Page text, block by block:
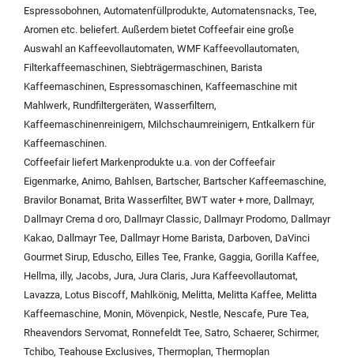
Espressobohnen, Automatenfüllprodukte, Automatensnacks, Tee,
Aromen etc. beliefert. Außerdem bietet Coffeefair eine große
Auswahl an Kaffeevollautomaten, WMF Kaffeevollautomaten,
Filterkaffeemaschinen, Siebträgermaschinen, Barista
Kaffeemaschinen, Espressomaschinen, Kaffeemaschine mit
Mahlwerk, Rundfiltergeräten, Wasserfiltern,
Kaffeemaschinenreinigern, Milchschaumreinigern, Entkalkern für
Kaffeemaschinen.
Coffeefair liefert Markenprodukte u.a. von derCoffeefair
Eigenmarke, Animo, Bahlsen, Bartscher, Bartscher Kaffeemaschine,
Bravilor Bonamat, Brita Wasserfilter, BWT water + more, Dallmayr,
Dallmayr Crema d oro, Dallmayr Classic, Dallmayr Prodomo, Dallmayr
Kakao, Dallmayr Tee, Dallmayr Home Barista, Darboven, DaVinci
Gourmet Sirup, Eduscho, Eilles Tee, Franke, Gaggia, Gorilla Kaffee,
Hellma, illy, Jacobs, Jura, Jura Claris, Jura Kaffeevollautomat,
Lavazza, Lotus Biscoff, Mahlkönig, Melitta, Melitta Kaffee, Melitta
Kaffeemaschine, Monin, Mövenpick, Nestle, Nescafe, Pure Tea,
Rheavendors Servomat, Ronnefeldt Tee, Satro, Schaerer, Schirmer,
Tchibo, Teahouse Exclusives, Thermoplan, Thermoplan